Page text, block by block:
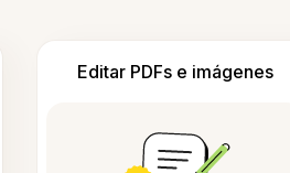
Editar PDFs e imágenes